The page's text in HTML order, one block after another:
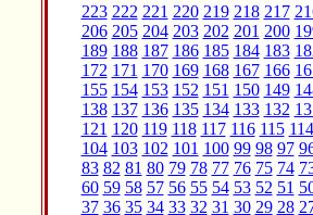
223 222 221 220 219 218 217
206 205 204 203 202 201 200
189 188 187 186 185 184 183
172 171 170 169 168 167 166
155 154 153 152 151 150 149
138 137 136 135 134 133 132
121 120 119 118 117 116 115 114
104 103 102 101 100 99 98 97
83 82 81 80 79 78 77 76 75 74
60 59 58 57 56 55 54 53 52 51
37 36 35 34 33 32 31 30 29 28